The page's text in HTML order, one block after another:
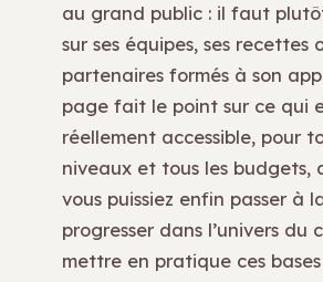
au grand public : il faut
sur ses équipes, ses recettes
partenaires formés à son
page fait le point sur ce qui
réellement accessible, pour
niveaux et tous les budgets,
vous puissiez enfin passer à
progresser dans l’univers du
mettre en pratique ces bases